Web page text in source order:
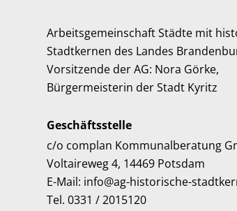
Arbeitsgemeinschaft Städte mit
Stadtkernen des Landes
Vorsitzende der AG: Nora Görke,
Bürgermeisterin der Stadt Kyritz
Geschäftsstelle
c/o complan Kommunalberatung
Voltaireweg 4, 14469 Potsdam
E-Mail: info@ag-historische-
Tel. 0331 / 2015120